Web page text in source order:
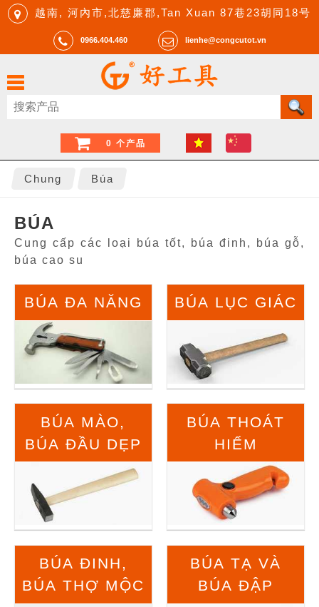
越南, 河內市,北慈廉郡,Tan Xuan 87巷23胡同18号
0966.404.460 lienhe@congcutot.vn
0 个产品
Chung Búa
BÚA
Cung cấp các loại búa tốt, búa đinh, búa gỗ,
búa cao su
BÚA ĐA NĂNG
BÚA MÀO,
BÚA ĐẦU DẸP
BÚA ĐINH,
BÚA THỢ MỘC
BÚA LỤC GIÁC
BÚA THOÁT
HIỂM
BÚA TẠ VÀ
BÚA ĐẬP